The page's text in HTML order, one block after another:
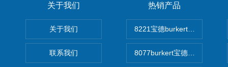
关于我们
关于我们
联系我们
热销产品
8221宝德burkert电导率探头
8077burkert宝德椭圆齿轮脉